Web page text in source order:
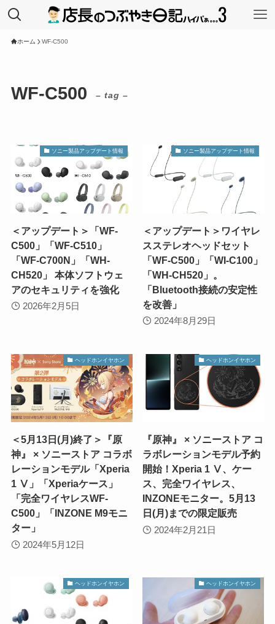
ホーム WF-C500
WF-C500 – tag –
ソニー製品アップデート情報
＜アップデート＞「WF-
C500」「WF-C510」
「WF-C700N」「WH-
CH520」 本体ソフトウェ
アのセキュリティを強化
2026年2月5日
ソニー製品アップデート情報
＜アップデート＞ワイヤレ
スステレオヘッドセット
「WF-C500」「WI-C100」
「WH-CH520」。
「Bluetooth接続の安定性
を改善」
2024年8月29日
ヘッドホンイヤホン
＜5月13日(月)終了＞『原
神』 × ソニーストア コラボ
レーションモデル「Xperia
1 Ⅴ」「Xperiaケース」
「完全ワイヤレスWF-
C500」「INZONE M9モニ
ター」
2024年5月12日
ヘッドホンイヤホン
『原神』 × ソニーストア コ
ラボレーションモデル予約
開始！Xperia 1 Ⅴ、ケー
ス、完全ワイヤレス、
INZONEモニター。5月13
日(月)までの限定販売
2024年2月21日
ヘッドホンイヤホン ヘッドホンイヤホン